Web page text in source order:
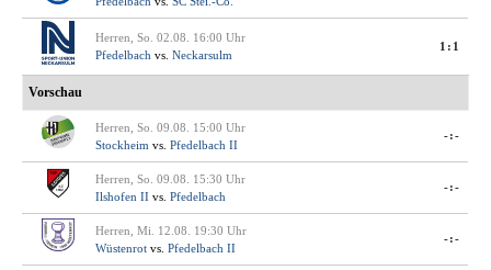
Herren, So. 02.08. 16:00 Uhr
Pfedelbach vs. Neckarsulm
1:1
Vorschau
Herren, So. 09.08. 15:00 Uhr
Stockheim vs. Pfedelbach II
-:-
Herren, So. 09.08. 15:30 Uhr
Ilshofen II vs. Pfedelbach
-:-
Herren, Mi. 12.08. 19:30 Uhr
Wüstenrot vs. Pfedelbach II
-:-